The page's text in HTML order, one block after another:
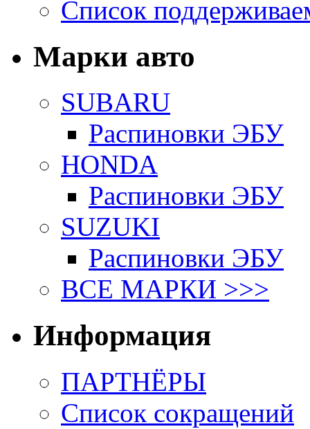
Список
Марки авто
SUBARU
Распиновки ЭБУ
HONDA
Распиновки ЭБУ
SUZUKI
Распиновки ЭБУ
ВСЕ МАРКИ >>>
Информация
ПАРТНЁРЫ
Список сокращений